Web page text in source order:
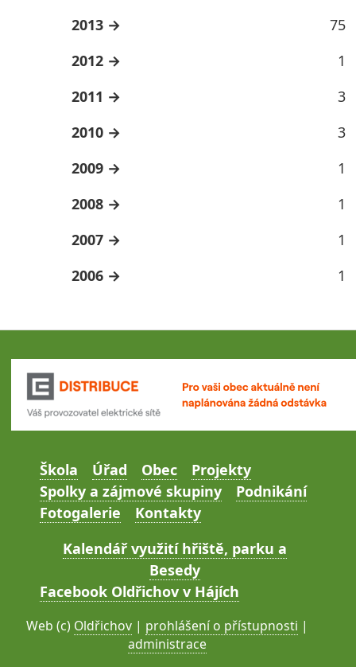
2013
75
2012
1
2011
3
2010
3
2009
1
2008
1
2007
1
2006
1
Škola Úřad Obec
Projekty
Spolky a zájmové skupiny
Podnikání
Fotogalerie
Kontakty
Kalendář využití hřiště, parku a
Besedy
Facebook Oldřichov v Hájích
Web (c) Oldřichov | prohlášení o přístupnosti |
administrace